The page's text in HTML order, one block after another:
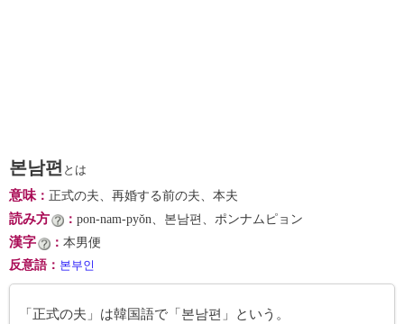
본남편 とは
意味： 正式の夫、再婚する前の夫、本夫
読み方 ： pon-nam-pyŏn、본남편、ポンナムピョン
漢字 ： 本男便
反意語 ： 본부인
「正式の夫」は韓国語で「본남편」という。